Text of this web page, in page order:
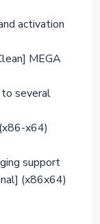
activation
MEGA
several
x64)
support
(x86x64)